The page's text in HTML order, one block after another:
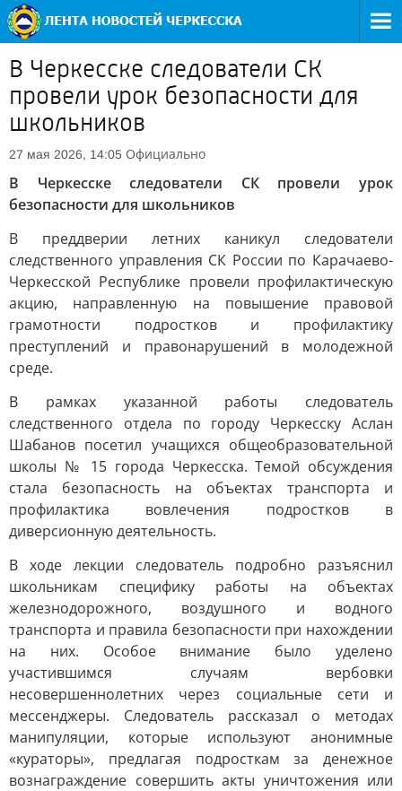
В Черкесске следователи СК
провели урок безопасности для
школьников
27 мая 2026, 14:05 Официально
В Черкесске следователи СК провели урок
безопасности для школьников
В преддверии летних каникул следователи
следственного управления СК России по Карачаево-
Черкесской Республике провели профилактическую
акцию, направленную на повышение правовой
грамотности подростков и профилактику
преступлений и правонарушений в молодежной
среде.
В рамках указанной работы следователь
следственного отдела по городу Черкесску Аслан
Шабанов посетил учащихся общеобразовательной
школы № 15 города Черкесска. Темой обсуждения
стала безопасность на объектах транспорта и
профилактика вовлечения подростков в
диверсионную деятельность.
В ходе лекции следователь подробно разъяснил
школьникам специфику работы на объектах
железнодорожного, воздушного и водного
транспорта и правила безопасности при нахождении
на них. Особое внимание было уделено
участившимся случаям вербовки
несовершеннолетних через социальные сети и
мессенджеры. Следователь рассказал о методах
манипуляции, которые используют анонимные
«кураторы», предлагая подросткам за денежное
вознаграждение совершить акты уничтожения или